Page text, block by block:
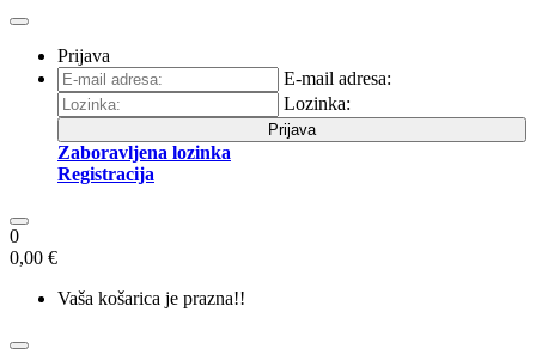
Prijava
E-mail adresa:
Lozinka:
Prijava
Zaboravljena lozinka
Registracija
0
0,00 €
Vaša košarica je prazna!!